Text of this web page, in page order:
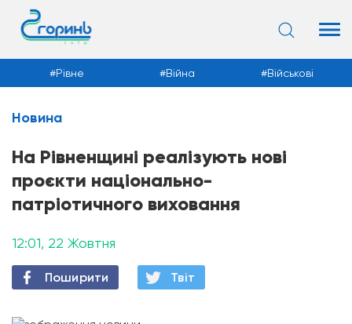
Новини
Рівне Війна Військові
Новина
На Рівненщині реалізують нові
проєкти національно-
патріотичного виховання
12:01, 22 Жовтня
Поширити Твiт